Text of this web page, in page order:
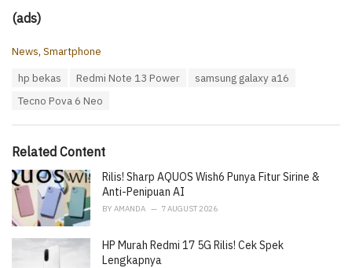
(ads)
C
i
s
News, Smartphone
hp bekas Redmi Note 13 Power
samsung galaxy a16
Tecno Pova 6 Neo
Related Content
Rilis! Sharp AQUOS Wish6 Punya Fitur Sirine &
Anti-Penipuan AI
BY AMANDA 7 AUGUST 2026
HP Murah Redmi 17 5G Rilis! Cek Spek
Lengkapnya